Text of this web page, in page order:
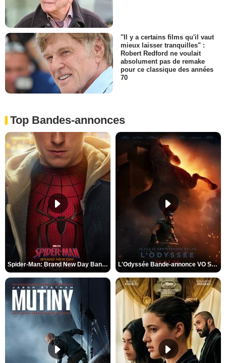
"Il y a certains films qu'il vaut
mieux laisser tranquilles" :
Robert Redford ne voulait
absolument pas de remake
pour ce classique des années
70
Top Bandes-annonces
Spider-Man: Brand New Day Bande-annonce VO STFR L'Odyssée Bande-annonce VO STFR